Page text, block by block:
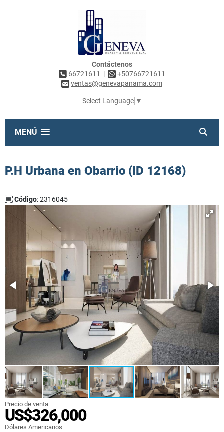
Contáctenos
66721611
|
+50766721611
ventas@genevapanama.com
Select Language ▼
MENÚ
P.H Urbana en Obarrio (ID 12168)
Código: 2316045
Precio de venta
US$326,000
Dólares Americanos